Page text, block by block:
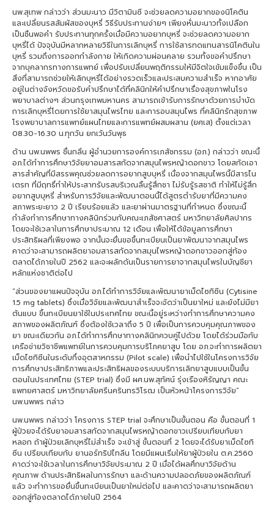
นพ.สุเทพ กล่าวว่า ส่วนมะนาว มีวิตามินซี จะช่วยลดความอยากของนิโคติน
และเปลี่ยนรสสัมผัสของบุหรี่ วิธีรับประทานง่ายๆ เพียงหั่นมะนาวทั้งเปลือก
เป็นชิ้นพอคำ รับประทานทุกครั้งเมื่อมีความอยากบุหรี่ จะช่วยลดความอยาก
บุหรี่ได้ ปัจจุบันมีหลากหลายวิธีในการเลิกบุหรี่ การใช้สารทดแทนสารนิโคตินใน
บุหรี่ รวมถึงการออกกำลังกาย ให้เกิดความผ่อนคลาย รวมทั้งขอคำปรึกษา
จากบุคลากรทางการแพทย์ เพื่อปรับเปลี่ยนพฤติกรรมให้มีจิตใจเข้มแข็งขึ้น เป็น
สิ่งที่สามารถช่วยให้เลิกบุหรี่ได้อย่างรวดเร็วและประสบความสำเร็จ หากอาศัย
อยู่ในต่างจังหวัดขอรับคำปรึกษาได้ที่คลินิกให้คำปรึกษาเรื่องสุขภาพในโรง
พยาบาลต่างๆ ส่วนกรุงเทพมหานคร สามารถเข้ารับการรักษาด้วยการบำบัด
การเลิกบุหรี่โดยการใช้ยาสมุนไพรไทย และการอบสมุนไพร ที่คลินิกรักสุขภาพ
โรงพยาบาลการแพทย์แผนไทยและการแพทย์ผสมผสาน (ยศเส) ตั้งแต่เวลา
08.30-16.30 น.ทุกวัน ยกเว้นวันพุธ
ด้าน นพ.นพพร ชื่นกลิ่น ผู้อำนวยการองค์การเภสัชกรรม (อภ.) กล่าวว่า ขณะนี้
อภ.ได้ทำการศึกษาวิจัยยาอมสารสกัดจากสมุนไพรหญ้าดอกขาว โดยสกัดเอา
สารสำคัญที่มีสรรพคุณช่วยลดการอยากสูบบุหรี่ เนื่องจากสมุนไพรนี้มีสารไน
เตรท ที่มีฤทธิ์ทำให้ประสาทรับรสบริเวณลิ้นรู้สึกชา ไม่รับรู้รสชาติ ทำให้ไม่รู้สึก
อยากสูบบุหรี่ สำหรับการวิจัยและพัฒนาตอนนี้ได้สูตรตำรับยาที่มีความคง
สภาพระยะยาว 2 ปี เรียบร้อยแล้ว และยาผ่านมาตรฐานที่กำหนด ซึ่งขณะนี้
กำลังทำการศึกษาทางคลินิกร่วมกับคณะเภสัชศาสตร์ มหาวิทยาลัยศิลปากร
โดยจะใช้เวลาในการศึกษาประมาณ 12 เดือน เพื่อให้ได้ข้อมูลการศึกษา
ประสิทธิผลที่เพียงพอ จากนั้นจะยื่นขอขึ้นทะเบียนเป็นยาพัฒนาจากสมุนไพร
คาดว่าจะสามารถผลิตยาอมสารสกัดจากสมุนไพรหญ้าดอกขาวออกสู่ท้อง
ตลาดได้ภายในปี 2562 และจะผลักดันเป็นรายการยาจากสมุนไพรในบัญชียา
หลักแห่งชาติต่อไป
“ส่วนของยาแผนปัจจุบัน อภ.ได้ทำการวิจัยและพัฒนายาเม็ดไซทิซีน (Cytisine
1.5 mg tablets) ซึ่งเมื่อวิจัยและพัฒนาสำเร็จจะจัดว่าเป็นยาใหม่ และยังไม่มียา
ต้นแบบ ขึ้นทะเบียนยาใช้ในประเทศไทย ขณะนี้อยู่ระหว่างทำการศึกษาความคง
สภาพของผลิตภัณฑ์ ซึ่งต้องใช้เวลาถึง 5 ปี เพื่อเป็นการควบคุมคุณภาพของ
ยา ขณะเดียวกัน อภ.ได้ทำการศึกษาทางคลินิกควบคู่ไปด้วย โดยได้ร่วมมือกับ
เครือข่ายวิชาชีพแพทย์ในการควบคุมการบริโภคยาสูบ โดย อภ.จะทำการผลิตยา
เม็ดไซทิซีนในระดับกึ่งอุตสาหกรรม (Pilot scale) เพื่อนำไปใช้ในโครงการวิจัย
การศึกษาประสิทธิภาพและประสิทธิผลของระบบบริการเลิกยาสูบแบบเป็นขั้น
ตอนในประเทศไทย (STEP trial) ซึ่งมี ผศ.นพ.สุทัศน์ รุ่งเรืองหิรัญญา คณะ
แพทยศาสตร์ มหาวิทยาลัยศรีนครินทรวิโรฒ เป็นหัวหน้าโครงการวิจัย”
นพ.นพพร กล่าว
นพ.นพพร กล่าวว่า โครงการ STEP trial จะศึกษาเป็นขั้นตอน คือ ขั้นตอนที่ 1
ผู้ป่วยจะได้รับยาอมสารสกัดจากสมุนไพรหญ้าดอกขาวเปรียบเทียบกับยา
หลอก ถ้าผู้ป่วยเลิกบุหรี่ไม่สำเร็จ จะเข้าสู่ ขั้นตอนที่ 2 โดยจะได้รับยาเม็ดไซทิ
ซีน เปรียบเทียบกับ ยานอร์ทริปไทลีน โดยมีแผนเริ่มให้ยาผู้ป่วยใน ต.ค.2560
คาดว่าจะใช้เวลาในการศึกษาวิจัยประมาณ 2 ปี เมื่อได้ผลศึกษาวิจัยด้าน
คุณภาพ ด้านประสิทธิผลในการรักษา และด้านความปลอดภัยของผลิตภัณฑ์
แล้ว จะทำการขอยื่นขึ้นทะเบียนเป็นยาใหม่ต่อไป และคาดว่าจะสามารถผลิตยา
ออกสู่ท้องตลาดได้ภายในปี 2564